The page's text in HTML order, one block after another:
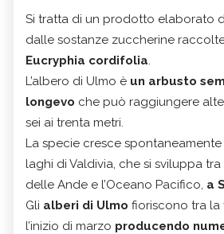
Si tratta di un prodotto elaborato
dalle sostanze zuccherine
Eucryphia cordifolia.
L’albero di Ulmo è un arbusto
longevo che può raggiungere
sei ai trenta metri.
La specie cresce
laghi di Valdivia, che si sviluppa
delle Ande e l’Oceano Pacifico, a
Gli alberi di Ulmo fioriscono tra la
l’inizio di marzo producendo